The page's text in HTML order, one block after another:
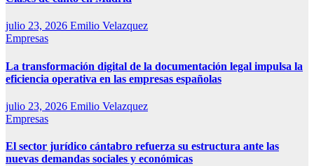
julio 23, 2026 Emilio Velazquez
Empresas
La transformación digital de la documentación legal impulsa la
eficiencia operativa en las empresas españolas
julio 23, 2026 Emilio Velazquez
Empresas
El sector jurídico cántabro refuerza su estructura ante las
nuevas demandas sociales y económicas